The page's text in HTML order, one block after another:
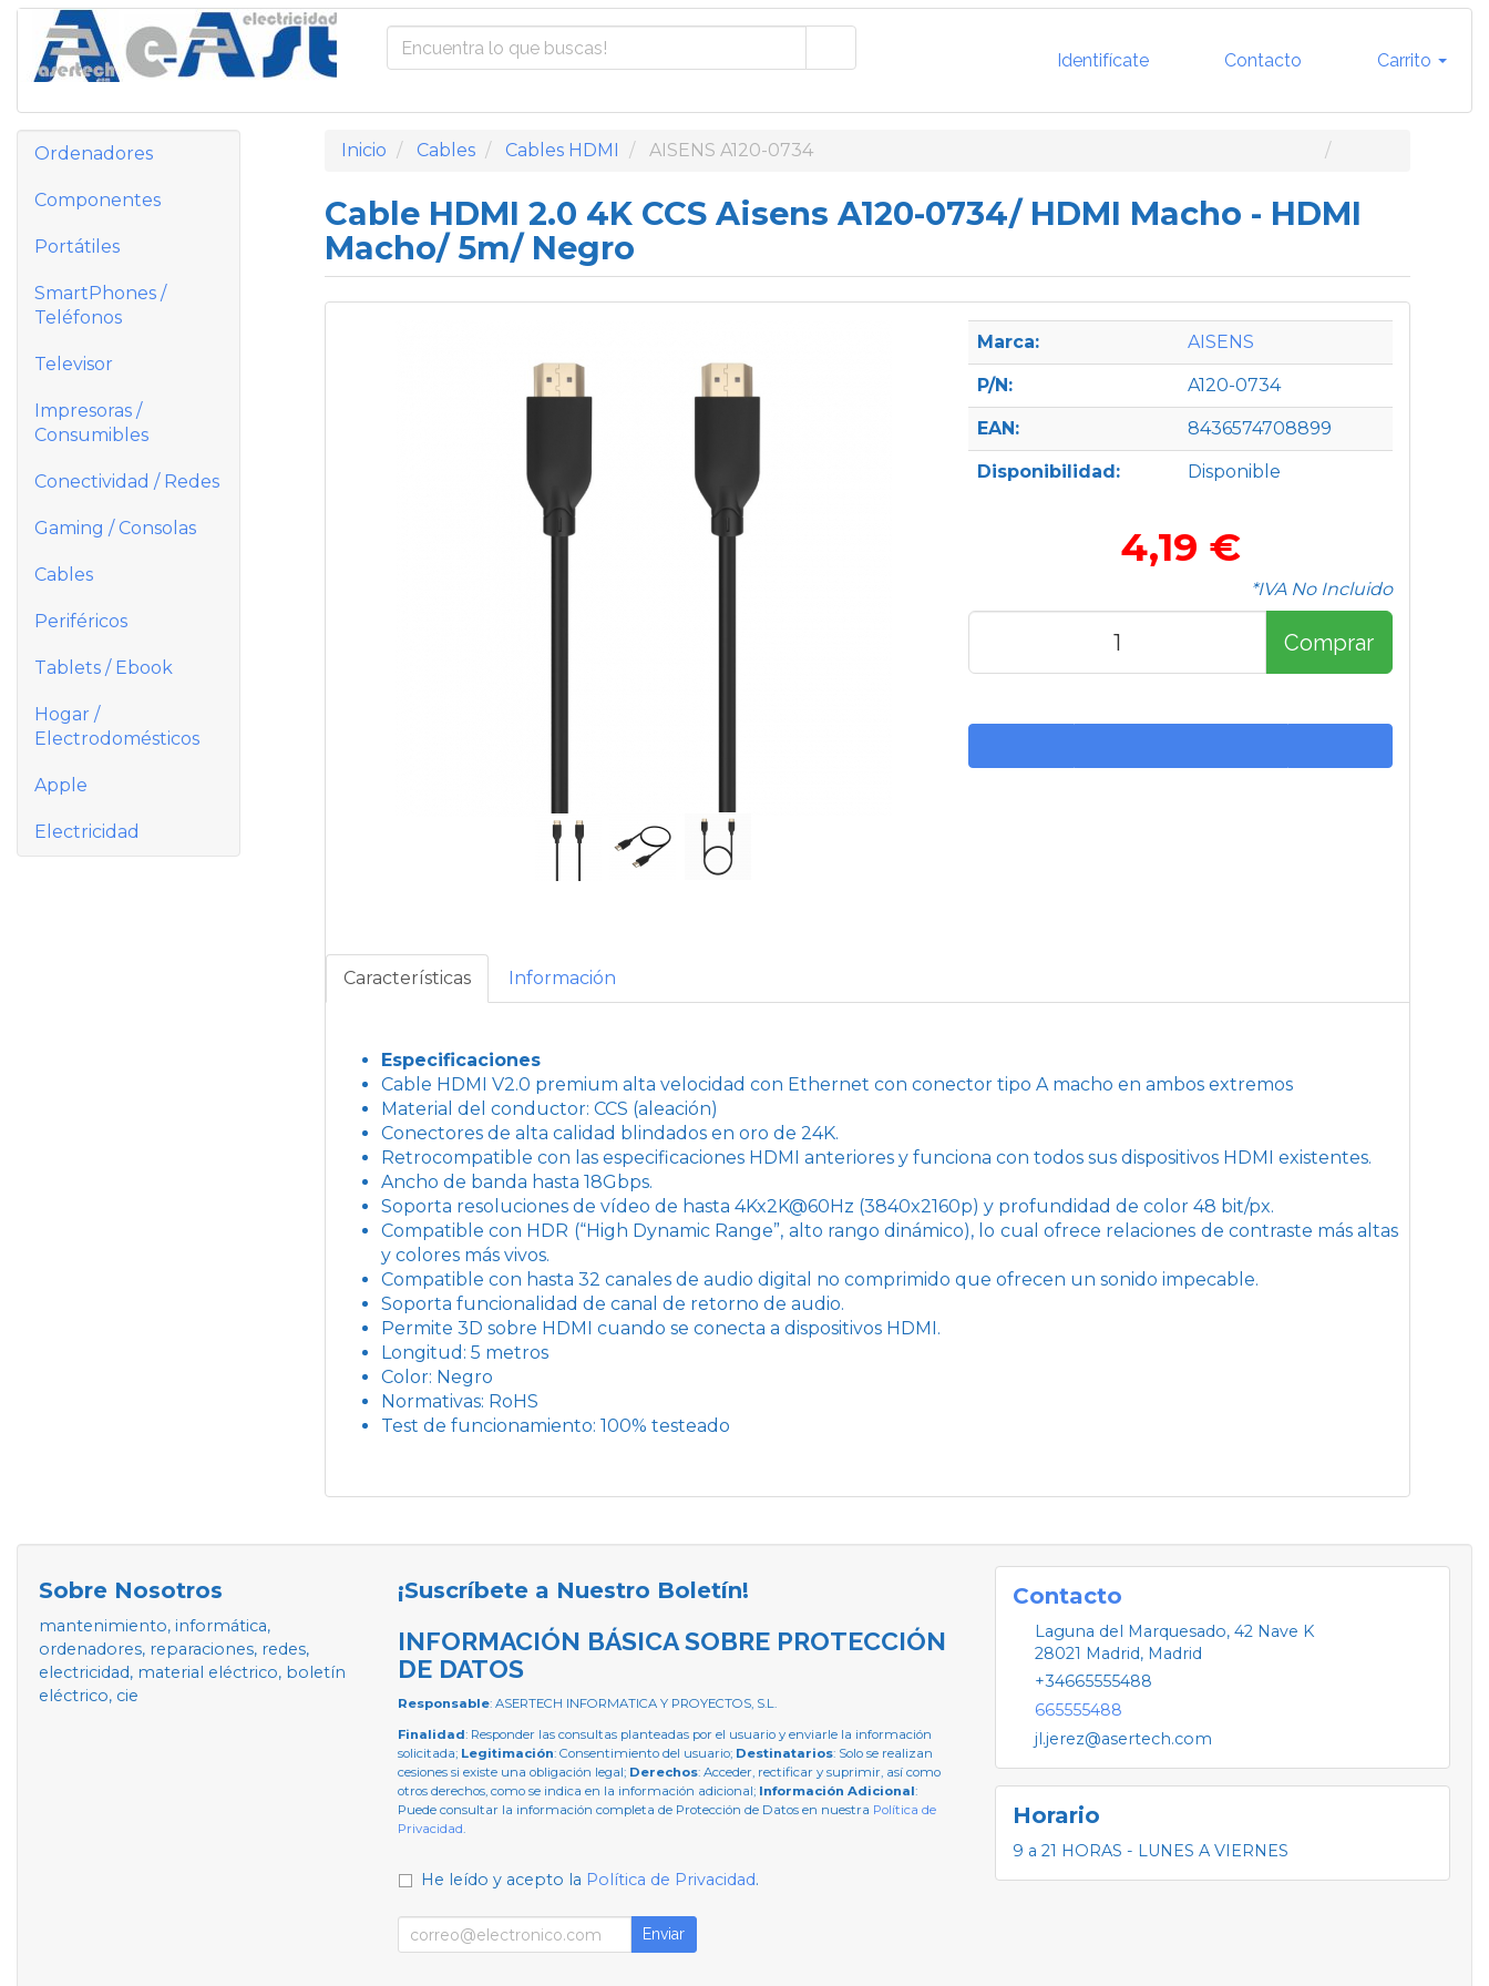
Identifícate Contacto Carrito
Ordenadores
Componentes
Portátiles
SmartPhones /
Teléfonos
Televisor
Impresoras /
Consumibles
Conectividad / Redes
Gaming / Consolas
Cables
Periféricos
Tablets / Ebook
Hogar /
Electrodomésticos
Apple
Electricidad
Inicio Cables Cables HDMI AISENS A120-0734
Cable HDMI 2.0 4K CCS Aisens A120-0734/ HDMI Macho - HDMI
Macho/ 5m/ Negro
Marca: AISENS
P/N: A120-0734
EAN: 8436574708899
Disponibilidad: Disponible
4,19 €
*IVA No Incluido
Comprar
Características Información
Especificaciones
Cable HDMI V2.0 premium alta velocidad con Ethernet con conector tipo A macho en ambos extremos
Material del conductor: CCS (aleación)
Conectores de alta calidad blindados en oro de 24K.
Retrocompatible con las especificaciones HDMI anteriores y funciona con todos sus dispositivos HDMI existentes.
Ancho de banda hasta 18Gbps.
Soporta resoluciones de vídeo de hasta 4Kx2K@60Hz (3840x2160p) y profundidad de color 48 bit/px.
Compatible con HDR (“High Dynamic Range”, alto rango dinámico), lo cual ofrece relaciones de contraste más altas
y colores más vivos.
Compatible con hasta 32 canales de audio digital no comprimido que ofrecen un sonido impecable.
Soporta funcionalidad de canal de retorno de audio.
Permite 3D sobre HDMI cuando se conecta a dispositivos HDMI.
Longitud: 5 metros
Color: Negro
Normativas: RoHS
Test de funcionamiento: 100% testeado
Sobre Nosotros
mantenimiento, informática,
ordenadores, reparaciones, redes,
electricidad, material eléctrico, boletín
eléctrico, cie
¡Suscríbete a Nuestro Boletín!
INFORMACIÓN BÁSICA SOBRE PROTECCIÓN
DE DATOS
Responsable: ASERTECH INFORMATICA Y PROYECTOS, S.L.
Finalidad: Responder las consultas planteadas por el usuario y enviarle la información
solicitada; Legitimación: Consentimiento del usuario; Destinatarios: Solo se realizan
cesiones si existe una obligación legal; Derechos: Acceder, rectificar y suprimir, así como
otros derechos, como se indica en la información adicional; Información Adicional:
Puede consultar la información completa de Protección de Datos en nuestra Política de
Privacidad.
He leído y acepto la Política de Privacidad.
Enviar
Contacto
Laguna del Marquesado, 42 Nave K
28021 Madrid, Madrid
+34665555488
665555488
jl.jerez@asertech.com
Horario
9 a 21 HORAS - LUNES A VIERNES